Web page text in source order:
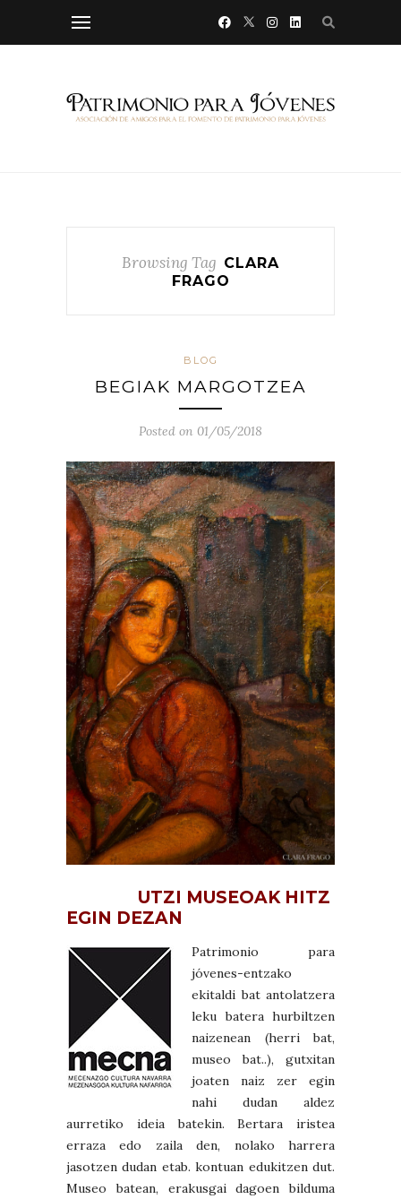
Browsing Tag CLARA
FRAGO
BLOG
BEGIAK MARGOTZEA
Posted on 01/05/2018
UTZI MUSEOAK HITZ
EGIN DEZAN
Patrimonio para
jóvenes-entzako
ekitaldi bat antolatzera
leku batera hurbiltzen
naizenean (herri bat,
museo bat..), gutxitan
joaten naiz zer egin
nahi dudan aldez
aurretiko ideia batekin. Bertara iristea
erraza edo zaila den, nolako harrera
jasotzen dudan etab. kontuan edukitzen dut.
Museo batean, erakusgai dagoen bilduma